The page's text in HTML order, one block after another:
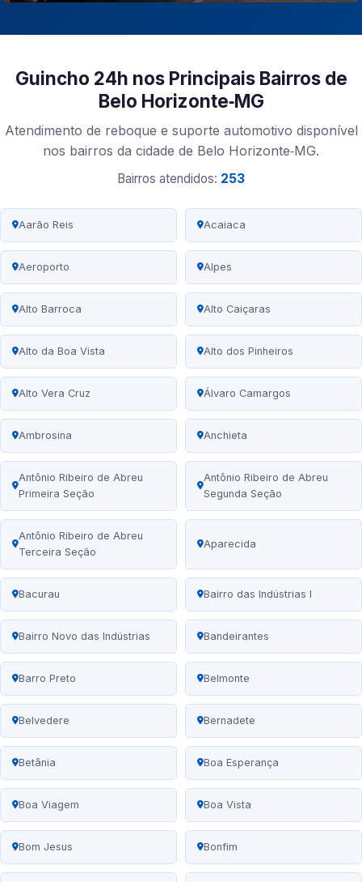
Guincho 24h nos Principais Bairros de
Belo Horizonte‑MG
Atendimento de reboque e suporte automotivo disponível
nos bairros da cidade de Belo Horizonte‑MG.
Bairros atendidos: 253
Aarão Reis Acaiaca
Aeroporto Alpes
Alto Barroca Alto Caiçaras
Alto da Boa Vista Alto dos Pinheiros
Alto Vera Cruz Álvaro Camargos
Ambrosina Anchieta
Antônio Ribeiro de Abreu
Primeira Seção
Antônio Ribeiro de Abreu
Segunda Seção
Antônio Ribeiro de Abreu
Terceira Seção
Aparecida
Bacurau Bairro das Indústrias I
Bairro Novo das Indústrias Bandeirantes
Barro Preto Belmonte
Belvedere Bernadete
Betânia Boa Esperança
Boa Viagem Boa Vista
Bom Jesus Bonfim